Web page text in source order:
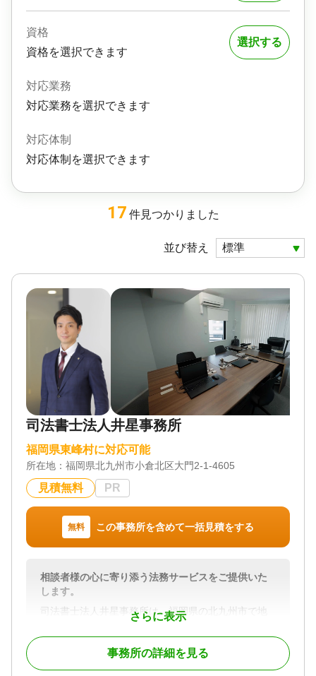
資格
資格を選択できます
対応業務
対応業務を選択できます
対応体制
対応体制を選択できます
選択する
17 件見つかりました
並び替え
司法書士法人井星事務所
福岡県東峰村に対応可能
所在地： 福岡県北九州市小倉北区大門2-1-4605
見積無料 PR
無料 この事務所を含めて一括見積をする
さらに表示
相談者様の心に寄り添う法務サービスをご提供いた
します。
司法書士法人井星事務所は、福岡県の北九州市で地
域に密着した相続相談に対応している司法書士事務
所です。
ご相談いただいたお客様に対し、手続きの代行だけ
事務所の詳細を見る